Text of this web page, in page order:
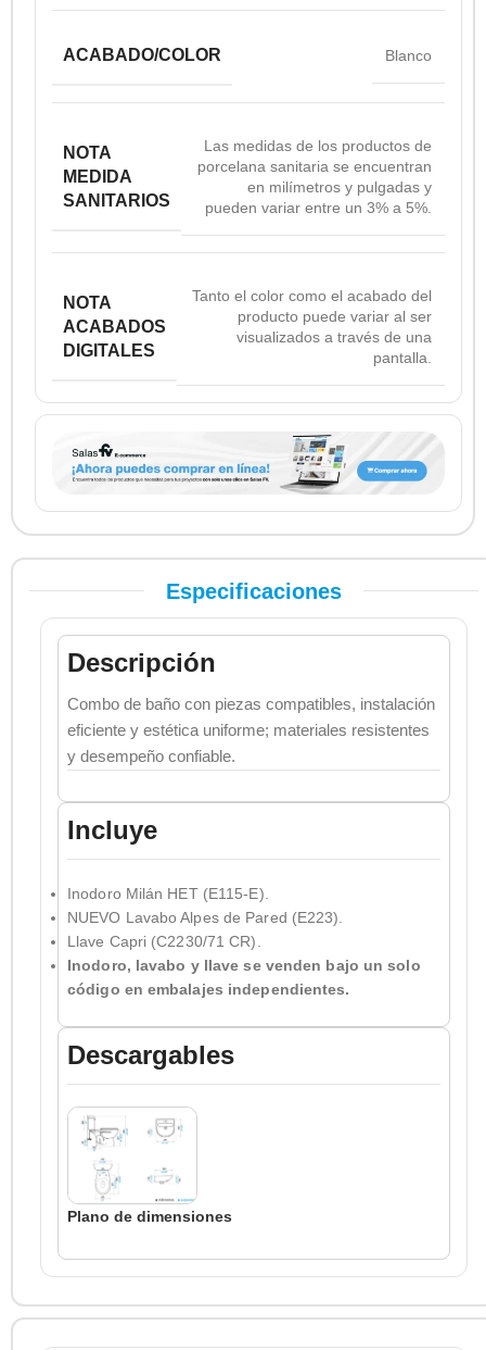
ACABADO/COLOR Blanco
NOTA
MEDIDA
SANITARIOS
Las medidas de los productos de
porcelana sanitaria se encuentran
en milímetros y pulgadas y
pueden variar entre un 3% a 5%.
NOTA
ACABADOS
DIGITALES
Tanto el color como el acabado del
producto puede variar al ser
visualizados a través de una
pantalla.
Especificaciones
Descripción
Combo de baño con piezas compatibles, instalación
eficiente y estética uniforme; materiales resistentes
y desempeño confiable.
Incluye
Inodoro Milán HET (E115-E).
NUEVO Lavabo Alpes de Pared (E223).
Llave Capri (C2230/71 CR).
Inodoro, lavabo y llave se venden bajo un solo
código en embalajes independientes.
Descargables
Plano de dimensiones